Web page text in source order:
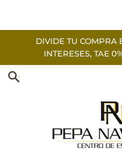
DIVIDE TU COMPRA
INTERESES, TAE